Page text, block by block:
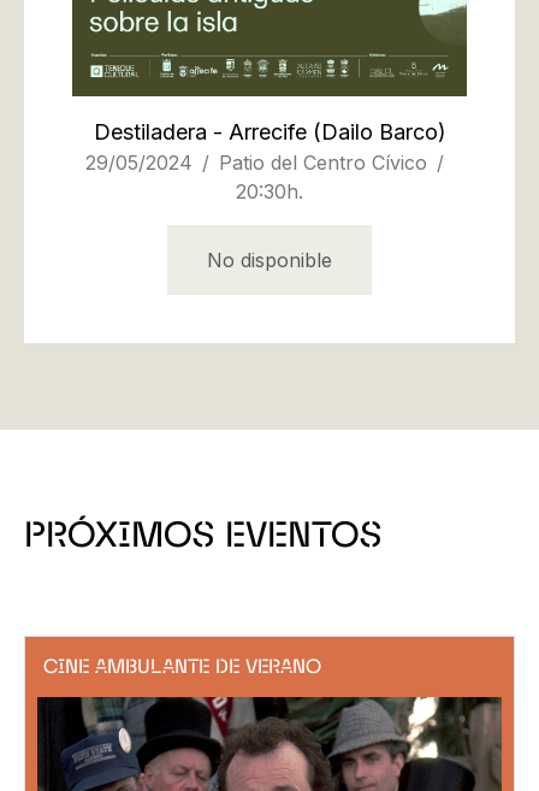
Destiladera - Arrecife(Dailo Barco)
29/05/2024
Patio del Centro Cívico
20:30h.
No disponible
PRÓXIMOS EVENTOS
CINE AMBULANTE DE VERANO